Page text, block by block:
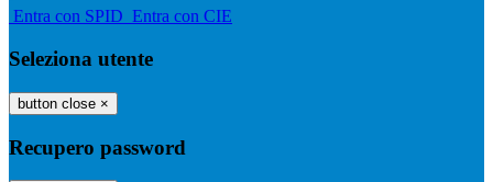
Entra con SPID Entra con CIE
Seleziona utente
button close ×
Recupero password